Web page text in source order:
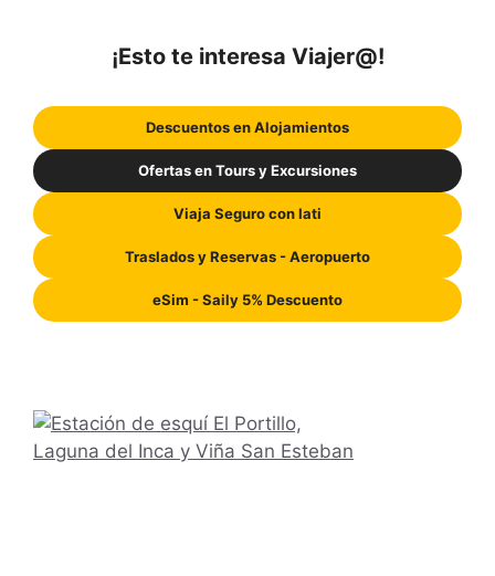
¡Esto te interesa Viajer@!
Descuentos en Alojamientos
Ofertas en Tours y Excursiones
Viaja Seguro con Iati
Traslados y Reservas - Aeropuerto
eSim - Saily 5% Descuento